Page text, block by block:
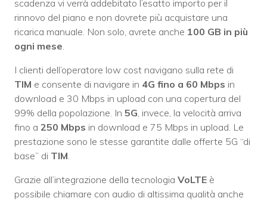
scadenza vi verrà addebitato l’esatto importo per il
rinnovo del piano e non dovrete più acquistare una
ricarica manuale. Non solo, avrete anche 100 GB in più
ogni mese
I clienti dell’operatore low cost navigano sulla rete di
TIM e consente di navigare in 4G fino a 60 Mbps in
download e 30 Mbps in upload con una copertura del
99% della popolazione. In 5G , invece, la velocità arriva
fino a 250 Mbps in download e 75 Mbps in upload. Le
prestazione sono le stesse garantite dalle offerte 5G “di
base” di TIM
Grazie all’integrazione della tecnologia VoLTE è
possibile chiamare con audio di altissima qualità anche